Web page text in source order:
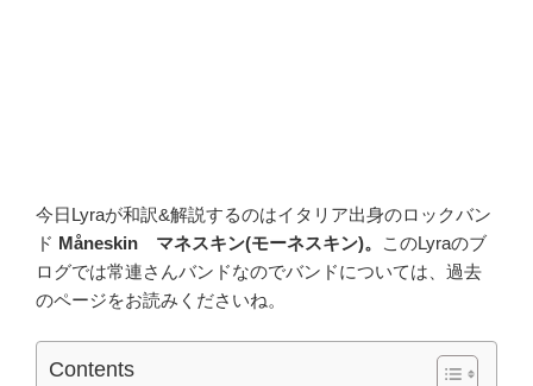
今日Lyraが和訳&解説するのはイタリア出身のロックバン
ド Måneskin マネスキン(モーネスキン)。
このLyraのブ
ログでは常連さんバンドなのでバンドについては、過去
のページをお読みくださいね。
Contents